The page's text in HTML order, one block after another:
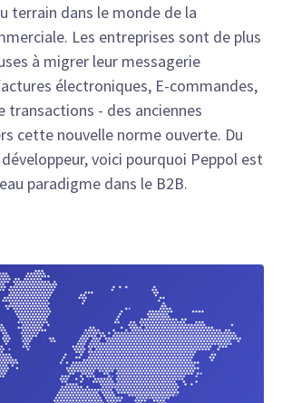
terrain dans le monde de la
Les entreprises sont de plus
à migrer leur messagerie
électroniques, E-commandes,
transactions - des anciennes
cette nouvelle norme ouverte. Du
voici pourquoi Peppol est
paradigme dans le B2B.